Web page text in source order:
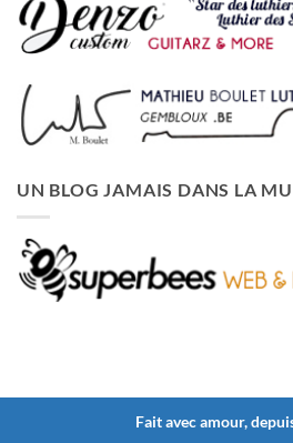
UN BLOG JAMAIS DANS LA
Fait avec amour,